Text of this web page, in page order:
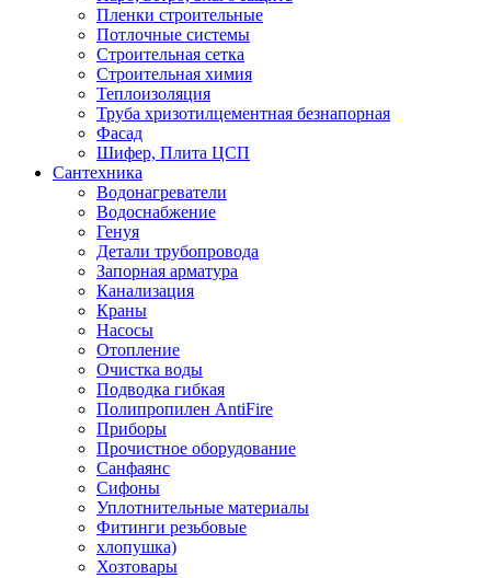
Пленки строительные
Потлочные системы
Строительная сетка
Строительная химия
Теплоизоляция
Труба хризотилцементная безнапорная
Фасад
Шифер, Плита ЦСП
Сантехника
Водонагреватели
Водоснабжение
Генуя
Детали трубопровода
Запорная арматура
Канализация
Краны
Насосы
Отопление
Очистка воды
Подводка гибкая
Полипропилен AntiFire
Приборы
Прочистное оборудование
Санфаянс
Сифоны
Уплотнительные материалы
Фитинги резьбовые
хлопушка)
Хозтовары